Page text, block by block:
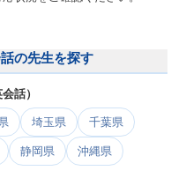
の先生を探す
話）
埼玉県 千葉県
静岡県 沖縄県